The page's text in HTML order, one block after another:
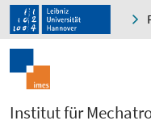
Institut für